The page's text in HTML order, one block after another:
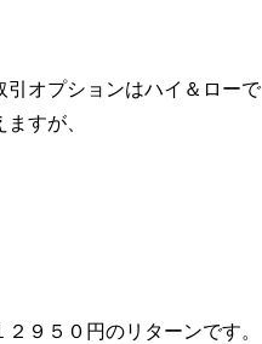
引オプションはハイ＆ローで
すが、
９５０円のリターンです。